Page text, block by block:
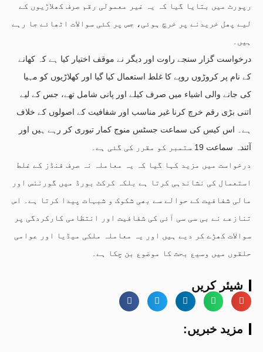
رپورٹ میں بتایا گیا کہ یہ غیر معمولی رقم صرف کھلاڑیوں کے
لیے پھل خریدنے پر خرچ ہوئی، جس پر کئی سوالات اٹھائے جا رہے
ہیں۔
درخواست گزار سنجے راوت اور دیگر نے موقف اختیار کیا ہے کہ کھانے
کے نام پر کروڑوں روپے کا غلط استعمال کیا گیا اور کھلاڑیوں کو مہیا
کی جانے والی اشیاء میں صرف کیلے اور پانی شامل تھے، جس کے لیے
اتنی بڑی رقم خرچ کرنا غیر مناسب اور شفافیت کے اصولوں کے خلاف
ہے۔ اس کیس کی سماعت جسٹس منوج کمار تیوری کر رہے ہیں اور
آئندہ سماعت 19 ستمبر کو مقرر کی گئی ہے۔
درخواست میں مزید کہا گیا کہ یہ معاملہ نہ صرف فنڈز کے غلط
استعمال کی نشاندہی کرتا ہے بلکہ کرکٹ بورڈ میں گورننس اور
مالی شفافیت کے حوالے سے بھی شکوک و شبہات پیدا کرتا ہے۔ اس
تنازعے نے بی سی سی آئی کی شفافیت اور انتظامی کارکردگی پر
سوالات کھڑے کر دیے ہیں اور یہ معاملہ ملکی میڈیا اور عوامی
حلقوں میں وسیع بحث کا موضوع بن چکا ہے۔
شیئر کریں
:مزید خبریں